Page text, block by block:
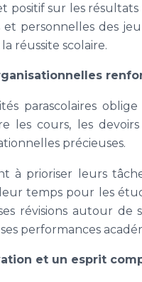
positif sur les
et personnelles des
réussite scolaire.
parascolaires
les cours, les
précieuses.
à prioriser leurs
temps pour les
révisions autour de
performances
et un esprit